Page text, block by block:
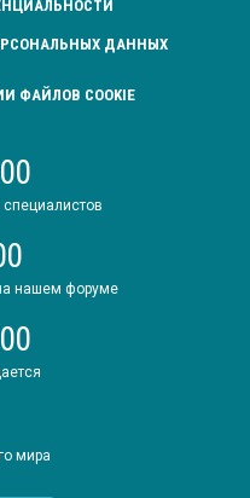
ДАННЫХ
ФАЙЛОВ COOKIE
специалистов
нашем форуме
мира